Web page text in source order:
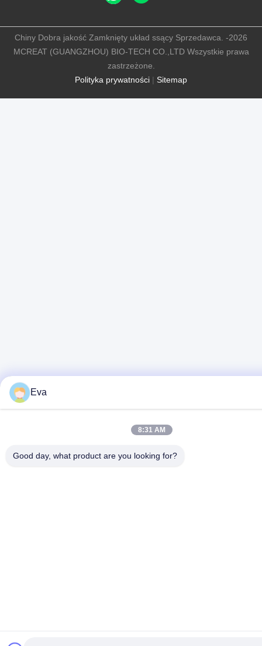
Polityka prywatności | Sitemap
Chiny Dobra jakość Zamknięty układ ssący Sprzedawca. -2026
MCREAT (GUANGZHOU) BIO-TECH CO.,LTD Wszystkie prawa
zastrzeżone.
Eva
8:31 AM
Good day, what product are you looking for?